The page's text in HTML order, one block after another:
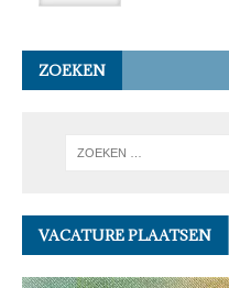
ZOEKEN
VACATURE PLAATSEN